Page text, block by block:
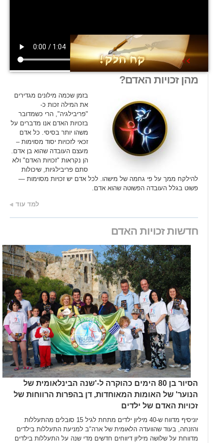
מהן זכויות האדם?
בזמן שכמה מילונים מגדירים
את המילה זכות כ-
"פריבילגיה", הרי כשמדובר
בזכויות האדם אנו מדברים על
משהו יותר בסיסי. כל אדם
זכאי לזכויות יסוד מסוימות –
מעצם העובדה שהוא בן אדם.
הן נקראות "זכויות האדם" ולא
סתם פריבילגיות, שיכולות
להילקח ממך על פי גחמה של מישהו. לכל אדם יש זכויות מסוימות —
פשוט בגלל העובדה הפשוטה שהוא אדם.
למד עוד
חדשות זכויות האדם
הסיור בן 80 הימים כהוקרה ל-'שנה הבינלאומית של
הנוער' של האומות המאוחדות, דן בהפרות הרווחות של
זכויות האדם של ילדים
יוניסיף מדווח ש-40 מיליון ילדים מתחת לגיל 15 סובלים מהתעללות
והזנחה, בעוד שהוועדה הלאומית של ארה"ב למניעת התעללות בילדים
מדווחת על שלושה מיליון דיווחים חדשים מדי שנה על התעללות בילדים